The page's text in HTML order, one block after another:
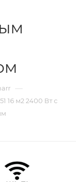
—
16 м2 2400 Вт с